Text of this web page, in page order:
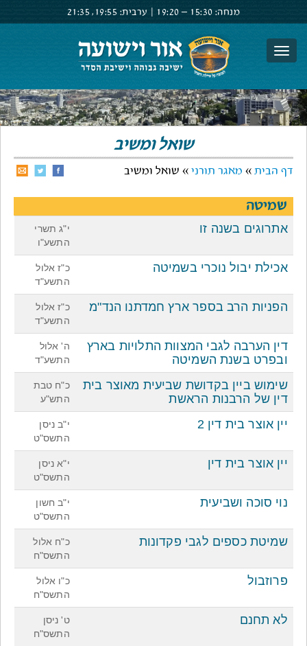
מנחה: 15:30 –
19:20 ערבית: 19:55,
21:35
שואל ומשיב
דף הבית » מאגר תורני » שואל ומשיב
שמיטה
אתרוגים בשנה זו
י"ג תשרי
התשע"ו
אכילת יבול נוכרי בשמיטה
כ"ז אלול
התשע"ד
הפניות הרב בספר ארץ חמדתנו הנד"מ
כ"ז אלול
התשע"ד
דין הערבה לגבי המצוות התלויות בארץ
ובפרט בשנת השמיטה
ה' אלול
התשע"ד
שימוש ביין בקדושת שביעית מאוצר בית
דין של הרבנות הראשת
כ"ח טבת
התש"ע
יין אוצר בית דין 2
י"ב ניסן
התשס"ט
יין אוצר בית דין
י"א ניסן
התשס"ט
נוי סוכה ושביעית
י"ב חשון
התשס"ט
שמיטת כספים לגבי פקדונות
כ"ח אלול
התשס"ח
פרוזבול
כ"ו אלול
התשס"ח
לא תחנם
ט' ניסן
התשס"ח